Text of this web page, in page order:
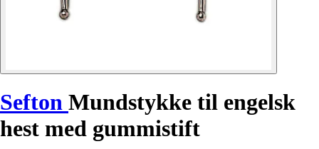
Sefton Mundstykke til engelsk
hest med gummistift